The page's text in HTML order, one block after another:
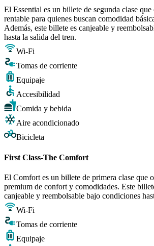
El Essential es un billete de segunda clase
rentable para quienes buscan comodidad
Además, este billete es canjeable y
hasta la salida del tren.
Wi-Fi
Tomas de corriente
Equipaje
Accesibilidad
Comida y bebida
Aire acondicionado
Bicicleta
First Class-The Comfort
El Comfort es un billete de primera clase que
premium de confort y comodidades. Este
canjeable y reembolsable bajo condiciones
Wi-Fi
Tomas de corriente
Equipaje